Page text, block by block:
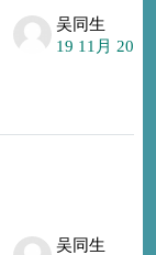
吴同生
19 11月 2016
吴同生